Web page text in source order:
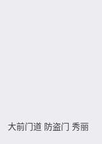
大前门道 防盗门 秀丽